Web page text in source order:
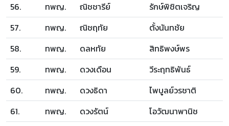
56.
ทพญ. ณิชชารีย์
รักษ์พิชิตเจริญ
57.
ทพญ. ณิชฤทัย
ตั้งนันทชัย
58.
ทพญ. ดลหทัย
สิทธิพงษ์พร
59.
ทพญ. ดวงเดือน
วีระฤทธิพันธ์
60.
ทพญ. ดวงธิดา
ไพบูลย์วรชาติ
61.
ทพญ. ดวงรัตน์ โอวัฒนาพานิช